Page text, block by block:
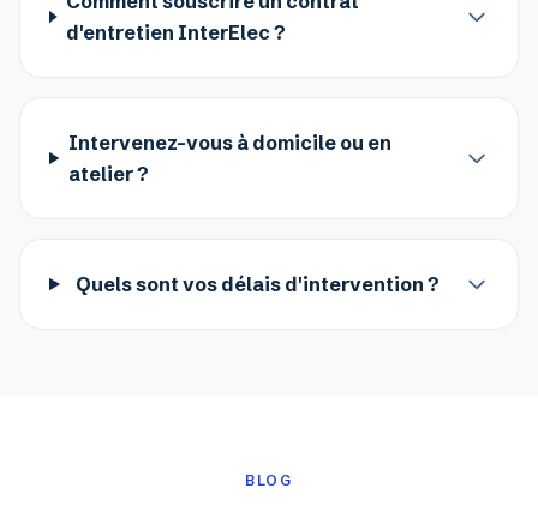
d'entretien InterElec ?
Intervenez-vous à domicile ou en
atelier ?
Quels sont vos délais d'intervention ?
BLOG